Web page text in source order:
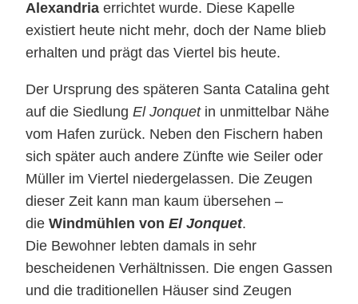
Alexandria errichtet wurde. Diese Kapelle
existiert heute nicht mehr, doch der Name blieb
erhalten und prägt das Viertel bis heute.
Der Ursprung des späteren Santa Catalina geht
auf die Siedlung El Jonquetin unmittelbar Nähe
vom Hafen zurück. Neben den Fischern haben
sich später auch andere Zünfte wie Seiler oder
Müller im Viertel niedergelassen. Die Zeugen
dieser Zeit kann man kaum übersehen –
die Windmühlen von El Jonquet.
Die Bewohner lebten damals in sehr
bescheidenen Verhältnissen. Die engen Gassen
und die traditionellen Häuser sind Zeugen